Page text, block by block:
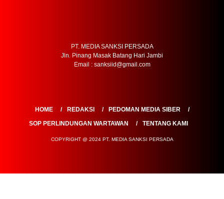
PT. MEDIA SANKSI PERSADA
Jln. Pinang Masak Batang Hari Jambi
Email : sanksiid@gmail.com
HOME REDAKSI
PEDOMAN MEDIA SIBER
SOP PERLINDUNGAN WARTAWAN
TENTANG KAMI
COPYRIGHT @ 2024 PT. MEDIA SANKSI PERSADA